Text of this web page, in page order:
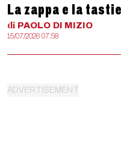
La zappa e la
di PAOLO DI MIZIO
15/07/2026 07:58